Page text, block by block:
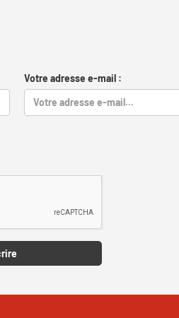
Votre adresse e-mail :